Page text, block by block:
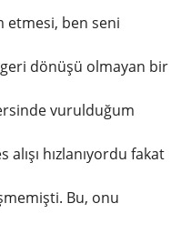
etmesi, ben seni
geri dönüşü olmayan bir
vurulduğum
alışı hızlanıyordu fakat
Bu, onu